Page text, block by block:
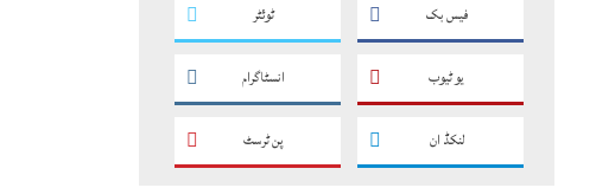
فیس بک ٹوئٹر
یو ٹیوب انسٹاگرام
لنکڈ ان پن ٹرسٹ